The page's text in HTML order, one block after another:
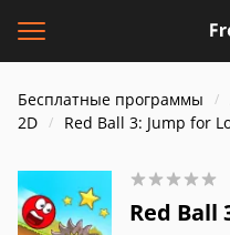
Бесплатные программы
2D
Red Ball 3: Jump for
Red Ball